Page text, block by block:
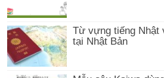
Từ vựng tiếng Nhật
tại Nhật Bản